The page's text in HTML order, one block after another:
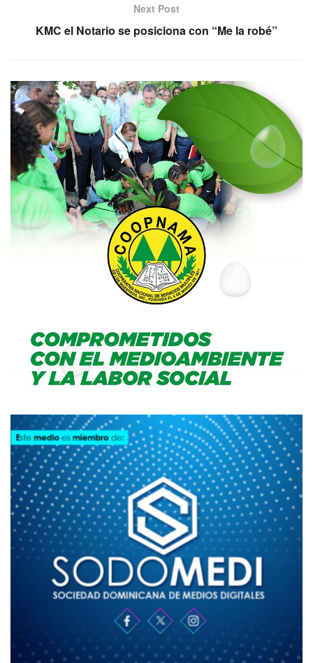
Next Post
KMC el Notario se posiciona con “Me la robé”